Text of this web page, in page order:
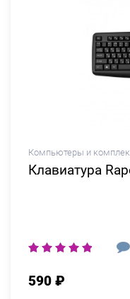
Компьютеры и
Клавиатура
590 ₽